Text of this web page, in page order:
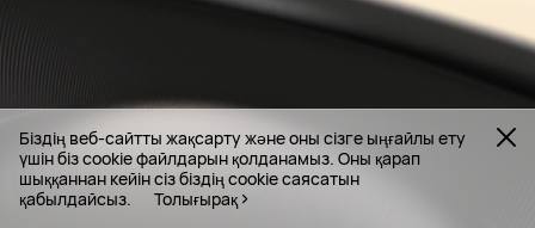
Біздің веб-сайтты жақсарту және оны сізге ыңғайлы ету
үшін біз cookie файлдарын қолданамыз. Оны қарап
шыққаннан кейін сіз біздің cookie саясатын
қабылдайсыз.
Толығырақ